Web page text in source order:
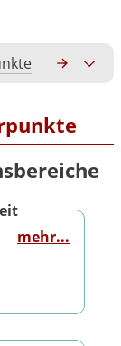
mehr...